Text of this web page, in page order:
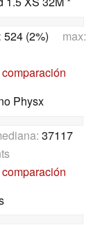
524 (2%) max:
Physx
37117